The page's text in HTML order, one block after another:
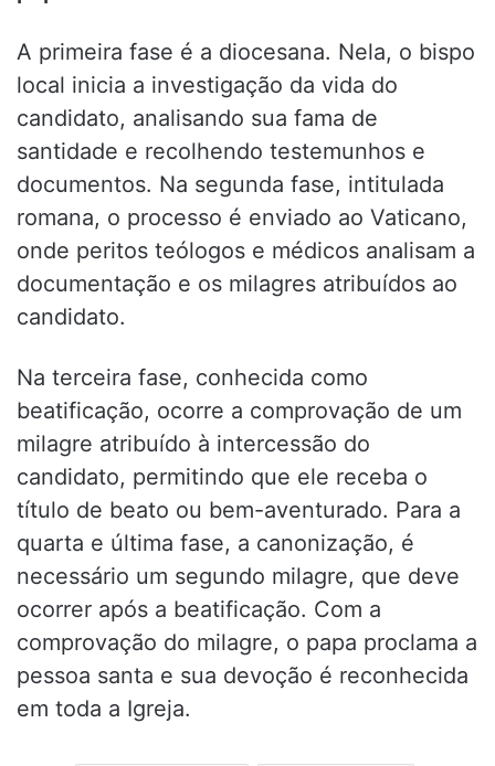
A primeira fase é a diocesana. Nela, o bispo
local inicia a investigação da vida do
candidato, analisando sua fama de
santidade e recolhendo testemunhos e
documentos. Na segunda fase, intitulada
romana, o processo é enviado ao Vaticano,
onde peritos teólogos e médicos analisam a
documentação e os milagres atribuídos ao
candidato.
Na terceira fase, conhecida como
beatificação, ocorre a comprovação de um
milagre atribuído à intercessão do
candidato, permitindo que ele receba o
título de beato ou bem-aventurado. Para a
quarta e última fase, a canonização, é
necessário um segundo milagre, que deve
ocorrer após a beatificação. Com a
comprovação do milagre, o papa proclama a
pessoa santa e sua devoção é reconhecida
em toda a Igreja.